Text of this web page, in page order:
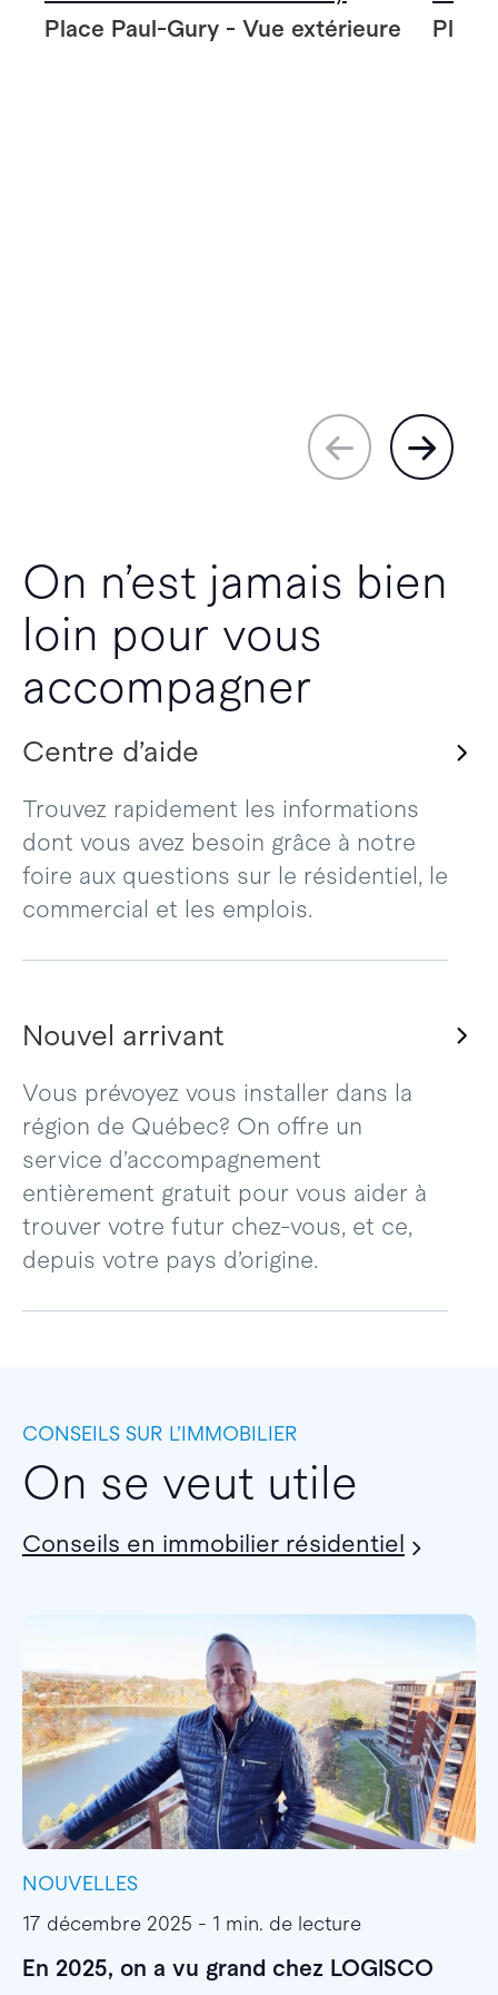
Place Paul-Gury - Vue extérieure
On n’est jamais bien
loin pour vous
accompagner
Centre d’aide
Trouvez rapidement les informations
dont vous avez besoin grâce à notre
foire aux questions sur le résidentiel, le
commercial et les emplois.
Nouvel arrivant
Vous prévoyez vous installer dans la
région de Québec? On offre un
service d’accompagnement
entièrement gratuit pour vous aider à
trouver votre futur chez-vous, et ce,
depuis votre pays d’origine.
CONSEILS SUR L’IMMOBILIER
On se veut utile
Conseils en immobilier résidentiel
NOUVELLES
17 décembre 2025 - 1 min. de lecture
En 2025, on a vu grand chez LOGISCO